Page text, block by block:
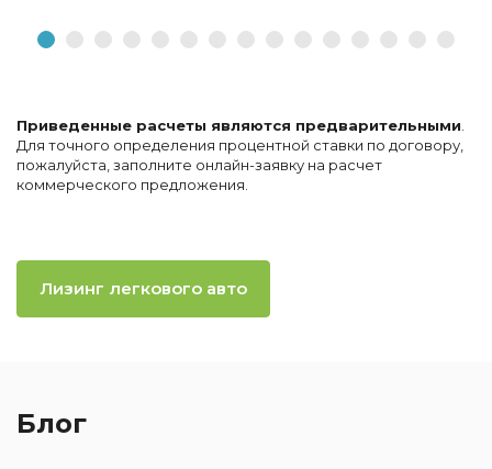
Приведенные расчеты являются предварительными.
Для точного определения процентной ставки по договору,
пожалуйста, заполните онлайн-заявку на расчет
коммерческого предложения.
Лизинг легкового авто
Блог